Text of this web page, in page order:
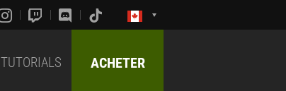
TUTORIALS ACHETER